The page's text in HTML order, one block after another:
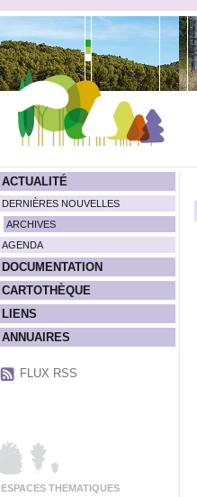
ACTUALITÉ
DERNIÈRES NOUVELLES
ARCHIVES
AGENDA
DOCUMENTATION
CARTOTHÈQUE
LIENS
ANNUAIRES
FLUX RSS
ESPACES THEMATIQUES